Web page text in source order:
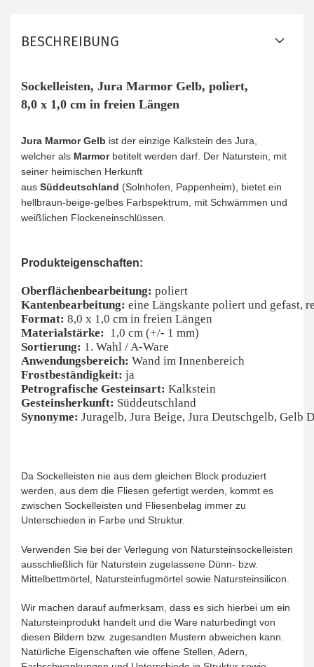
BESCHREIBUNG
Sockelleisten, Jura Marmor Gelb, poliert,
8,0 x 1,0 cm in freien Längen
Jura Marmor Gelb ist der einzige Kalkstein des Jura,
welcher als Marmorbetitelt werden darf. Der Naturstein, mit
seiner heimischen Herkunft
aus Süddeutschland (Solnhofen, Pappenheim), bietet ein
hellbraun-beige-gelbes Farbspektrum, mit Schwämmen und
weißlichen Flockeneinschlüssen.
Produkteigenschaften:
Oberflächenbearbeitung: poliert
Kantenbearbeitung: eine Längskante poliert und gefast,
Format: 8,0 x 1,0 cm in freien Längen
Materialstärke: 1,0 cm (+/- 1 mm)
Sortierung: 1. Wahl / A-Ware
Anwendungsbereich: Wand im Innenbereich
Frostbeständigkeit: ja
Petrografische Gesteinsart: Kalkstein
Gesteinsherkunft: Süddeutschland
Synonyme: Juragelb, Jura Beige, Jura Deutschgelb, Gelb
Da Sockelleisten nie aus dem gleichen Block produziert
werden, aus dem die Fliesen gefertigt werden, kommt es
zwischen Sockelleisten und Fliesenbelag immer zu
Unterschieden in Farbe und Struktur.
Verwenden Sie bei der Verlegung von Natursteinsockelleisten
ausschließlich für Naturstein zugelassene Dünn- bzw.
Mittelbettmörtel, Natursteinfugmörtel sowie Natursteinsilicon.
Wir machen darauf aufmerksam, dass es sich hierbei um ein
Natursteinprodukt handelt und die Ware naturbedingt von
diesen Bildern bzw. zugesandten Mustern abweichen kann.
Natürliche Eigenschaften wie offene Stellen, Adern,